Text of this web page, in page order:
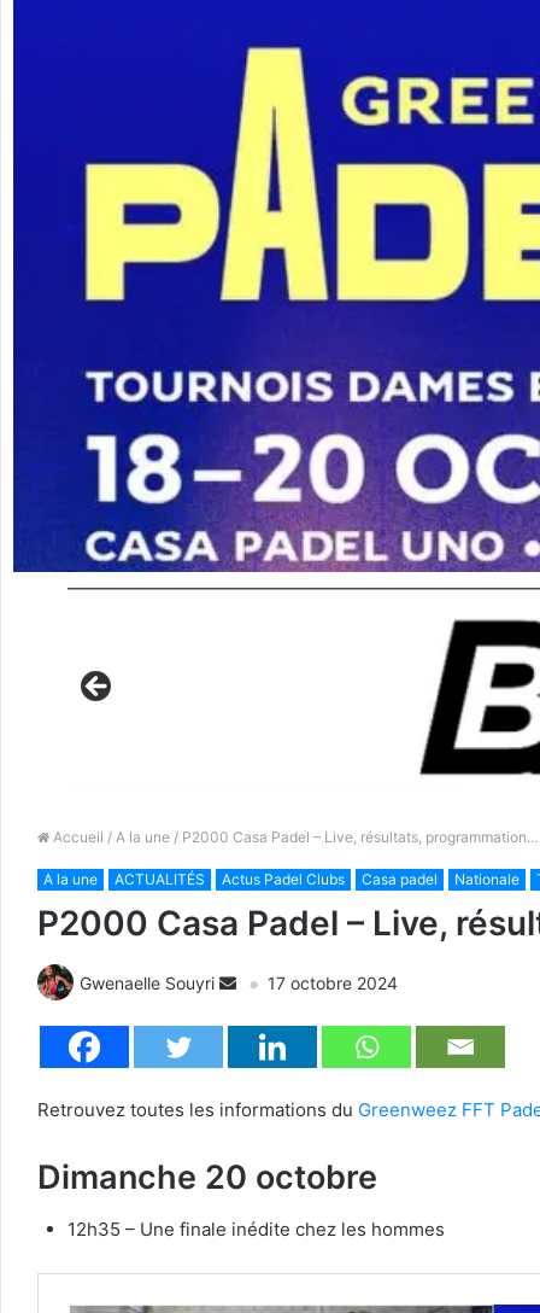
Accueil / A la une / P2000 Casa Padel – Live, résultats, programmation…
A la une ACTUALITÉS Actus Padel Clubs Casa padel Nationale
P2000 Casa Padel – Live,
Gwenaelle Souyri 17 octobre 2024
Retrouvez toutes les informations du Greenweez FFT
Dimanche 20 octobre
12h35 – Une finale inédite chez les hommes